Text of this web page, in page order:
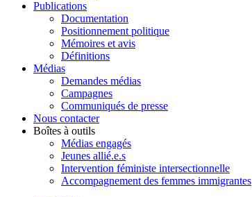
Publications
Documentation
Positionnement politique
Mémoires et avis
Définitions
Médias
Demandes médias
Campagnes
Communiqués de presse
Nous contacter
Boîtes à outils
Médias engagés
Jeunes allié.e.s
Intervention féministe intersectionnelle
Accompagnement des femmes immigrantes